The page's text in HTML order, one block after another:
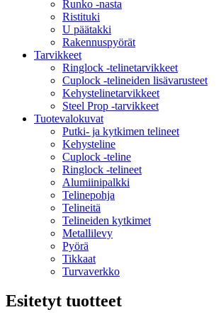
Runko -nasta
Ristituki
U päätakki
Rakennuspyörät
Tarvikkeet
Ringlock -telinetarvikkeet
Cuplock -telineiden lisävarusteet
Kehystelinetarvikkeet
Steel Prop -tarvikkeet
Tuotevalokuvat
Putki- ja kytkimen telineet
Kehysteline
Cuplock -teline
Ringlock -telineet
Alumiinipalkki
Telinepohja
Telineitä
Telineiden kytkimet
Metallilevy
Pyörä
Tikkaat
Turvaverkko
Esitetyt tuotteet